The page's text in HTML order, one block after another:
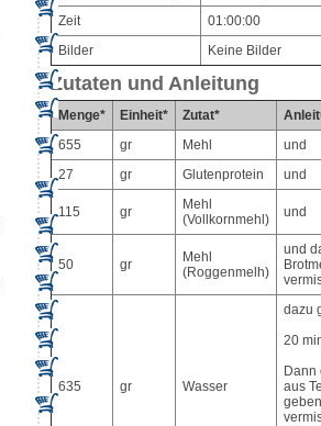
Zeit
01:00:00
Bilder
Keine Bilder
Zutaten und Anleitung
Menge* Einheit* Zutat*
655
gr Mehl
und
27
gr Glutenprotein und
115 gr
Mehl
(Vollkornmehl)
und
50 gr
Mehl
(Roggenmelh)
und
635 gr Wasser
dazu
20
Dann
aus